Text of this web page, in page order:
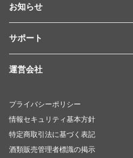
お知らせ
サポート
運営会社
プライバシーポリシー
情報セキュリティ基本方針
特定商取引法に基づく表記
酒類販売管理者標識の掲示